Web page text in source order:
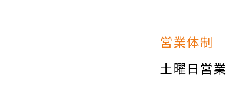
営業体制
土曜日営業